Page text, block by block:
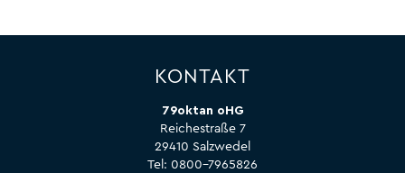
KONTAKT
79oktan oHG
Reichestraße 7
29410 Salzwedel
Tel: 0800-7965826